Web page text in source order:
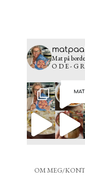
Mat på
O D E - G
OM MEG/